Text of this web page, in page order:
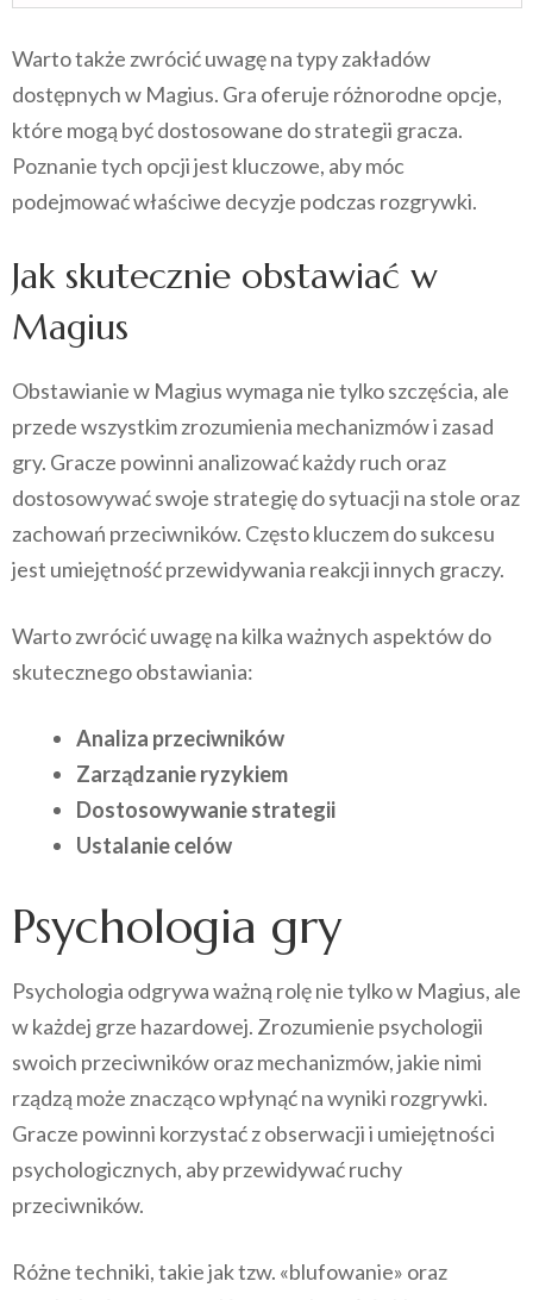
Warto także zwrócić uwagę na typy zakładów
dostępnych w Magius. Gra oferuje różnorodne opcje,
które mogą być dostosowane do strategii gracza.
Poznanie tych opcji jest kluczowe, aby móc
podejmować właściwe decyzje podczas rozgrywki.
Jak skutecznie obstawiać w
Magius
Obstawianie w Magius wymaga nie tylko szczęścia, ale
przede wszystkim zrozumienia mechanizmów i zasad
gry. Gracze powinni analizować każdy ruch oraz
dostosowywać swoje strategię do sytuacji na stole oraz
zachowań przeciwników. Często kluczem do sukcesu
jest umiejętność przewidywania reakcji innych graczy.
Warto zwrócić uwagę na kilka ważnych aspektów do
skutecznego obstawiania:
Analiza przeciwników
Zarządzanie ryzykiem
Dostosowywanie strategii
Ustalanie celów
Psychologia gry
Psychologia odgrywa ważną rolę nie tylko w Magius, ale
w każdej grze hazardowej. Zrozumienie psychologii
swoich przeciwników oraz mechanizmów, jakie nimi
rządzą może znacząco wpłynąć na wyniki rozgrywki.
Gracze powinni korzystać z obserwacji i umiejętności
psychologicznych, aby przewidywać ruchy
przeciwników.
Różne techniki, takie jak tzw. «blufowanie» oraz